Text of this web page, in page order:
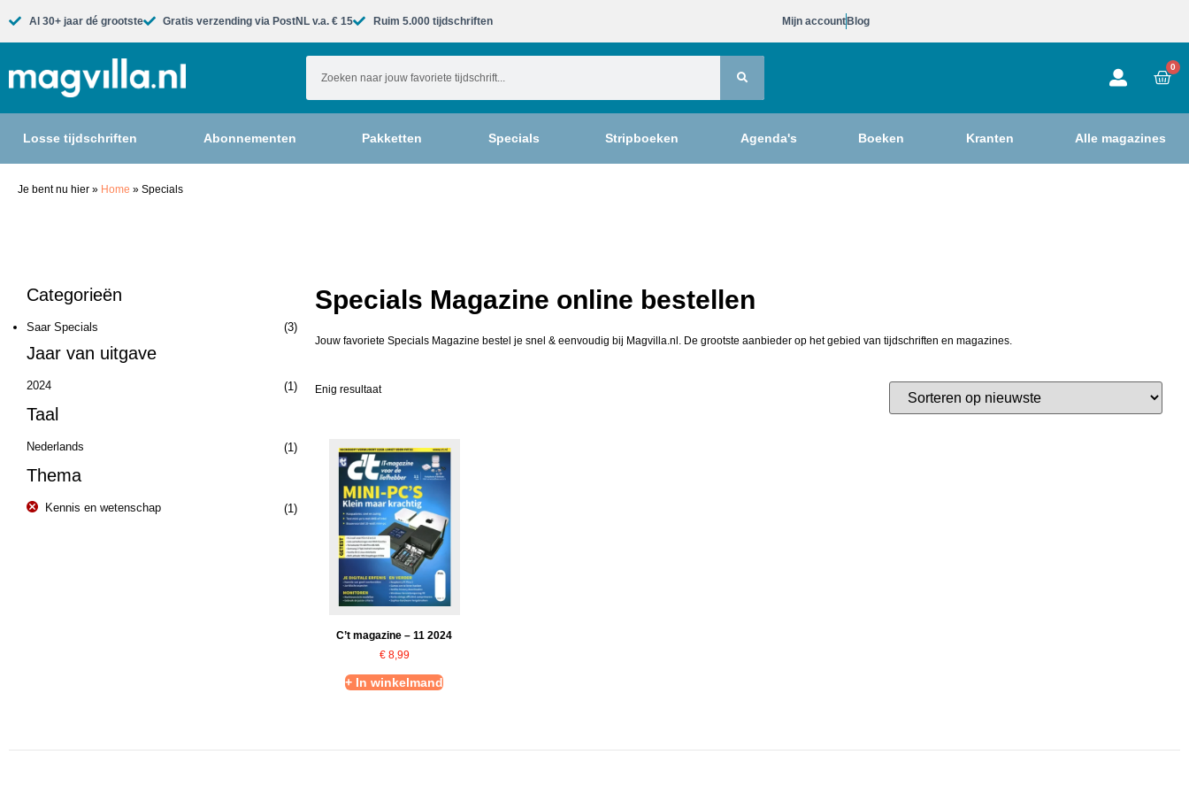
Al 30+ jaar dé grootste​ Gratis verzending via PostNL v.a. € 15 Ruim 5.000 tijdschriften​ Mijn account Blog
0
Losse tijdschriften Abonnementen Pakketten Specials Stripboeken Agenda's Boeken Kranten Alle magazines
Je bent nu hier » Home » Specials
Categorieën
Saar Specials (3)
Jaar van uitgave
2024 (1)
Taal
Nederlands (1)
Thema
Kennis en wetenschap (1)
Specials Magazine online bestellen
Jouw favoriete Specials Magazine bestel je snel & eenvoudig bij Magvilla.nl. De grootste aanbieder op het gebied van tijdschriften en magazines.
Enig resultaat
C’t magazine – 11 2024
€8,99
+ In winkelmand